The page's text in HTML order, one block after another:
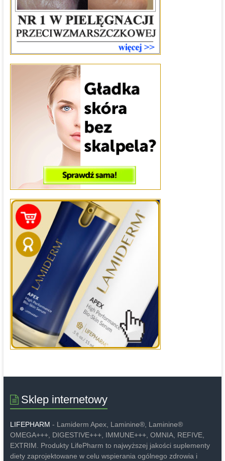
Sklep internetowy
LIFEPHARM - Lamiderm Apex, Laminine®, Laminine®
OMEGA+++, DIGESTIVE+++, IMMUNE+++, OMNIA, REFIVE,
EXTRIM. Produkty LifePharm to najwyższej jakości suplementy
diety zaprojektowane w celu wspierania ogólnego zdrowia i